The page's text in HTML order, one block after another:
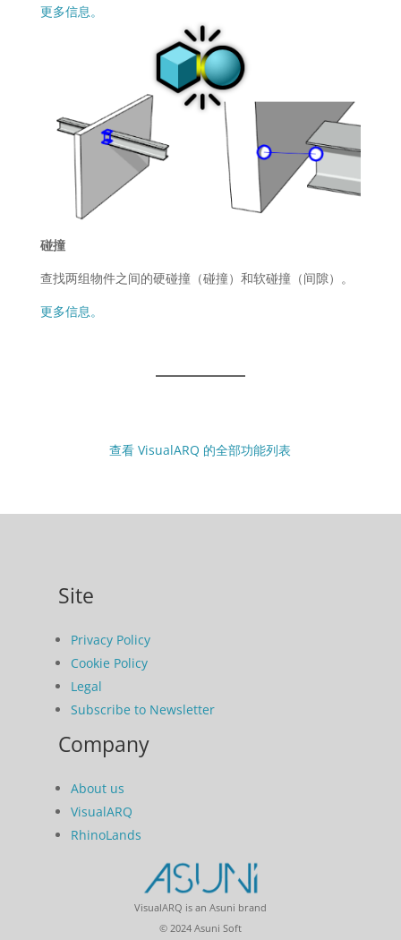
更多信息。
碰撞
查找两组物件之间的硬碰撞（碰撞）和软碰撞（间隙）。
更多信息。
查看 VisualARQ 的全部功能列表
Site
Privacy Policy
Cookie Policy
Legal
Subscribe to Newsletter
Company
About us
VisualARQ
RhinoLands
VisualARQ is an Asuni brand
© 2024 Asuni Soft